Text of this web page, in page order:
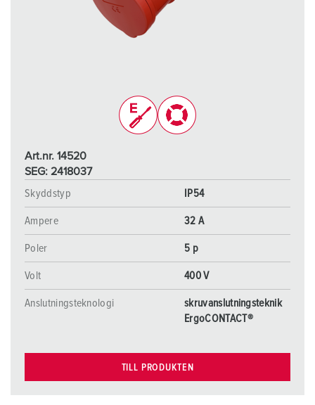
Art.nr. 14520
SEG: 2418037
Skyddstyp
IP54
Ampere 32 A
Poler 5 p
Volt 400 V
Anslutningsteknologi
skruvanslutningsteknik
ErgoCONTACT®
TILL PRODUKTEN